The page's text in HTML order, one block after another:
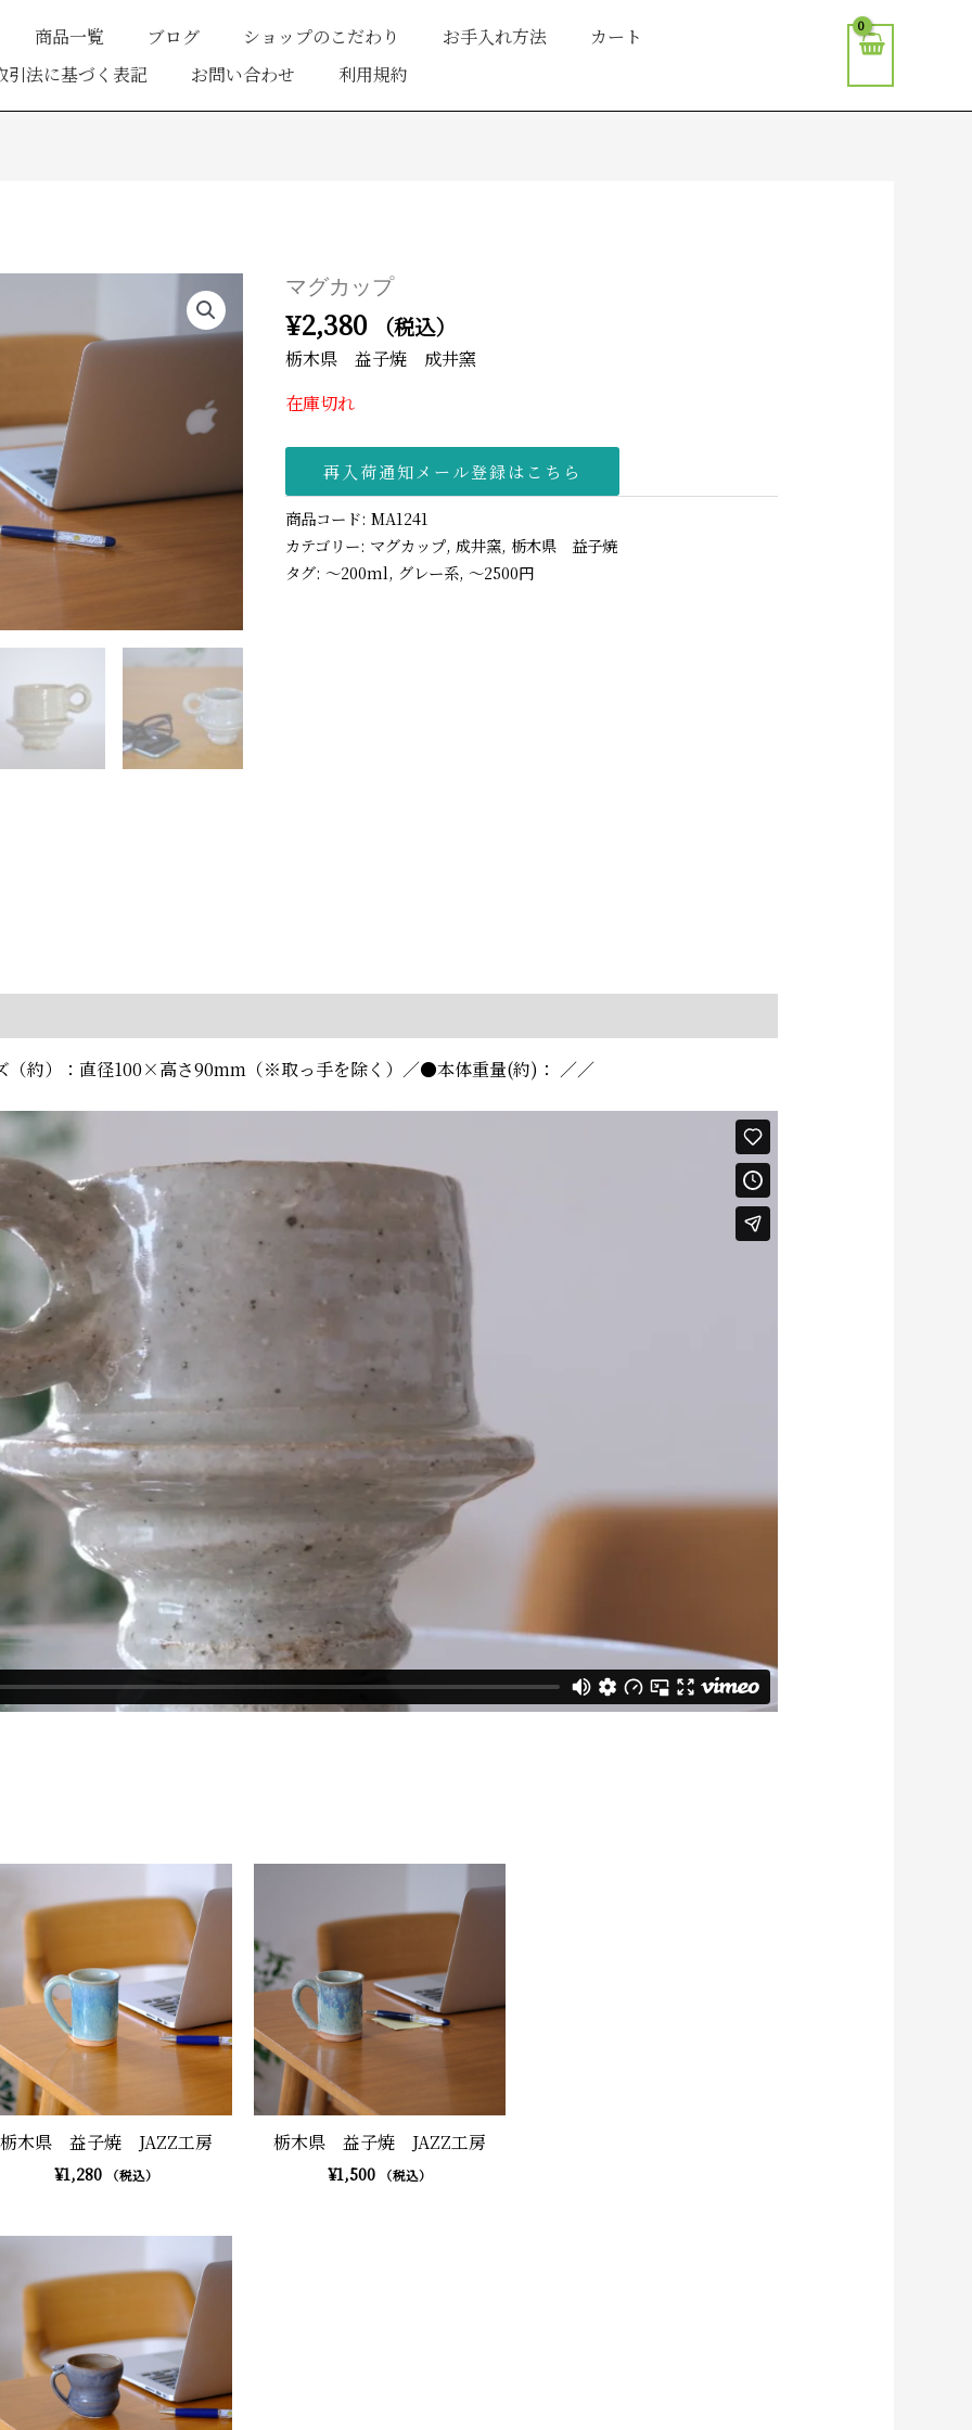
商品一覧 ブログ ショップのこだわり お手入れ方法
カート
引法に基づく表記
お問い合わせ 利用規約
マグカップ
¥2,380 （税込）
栃木県 益子焼 成井窯
在庫切れ
再入荷通知メール登録はこちら
商品コード:MA1241
カテゴリー: マグカップ, 成井窯,栃木県 益子焼
タグ: 〜200ml, グレー系, 〜2500円
約）：直径100×高さ90mm（※取っ手を除く）／●本体重量(約)： ／／
栃木県 益子焼 JAZZ工房
¥1,280 （税込）
栃木県 益子焼 JAZZ工房
¥1,500 （税込）